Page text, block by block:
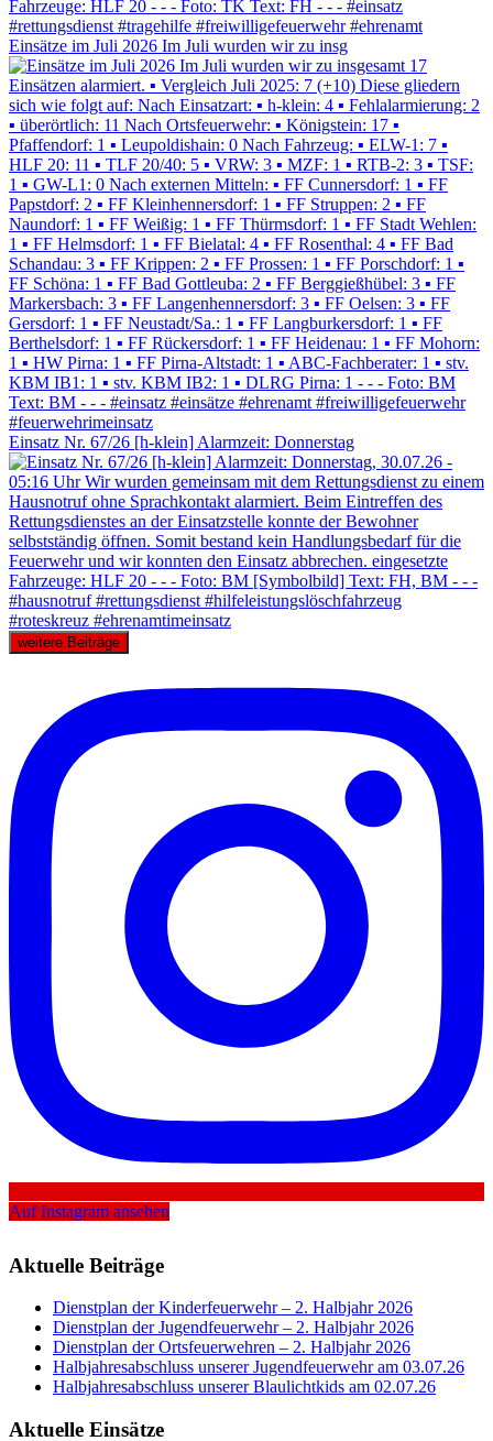
Einsätze im Juli 2026 Im Juli wurden wir zu insg
Einsatz Nr. 67/26 [h-klein] Alarmzeit: Donnerstag
weitere Beiträge
Auf Instagram ansehen
Aktuelle Beiträge
Dienstplan der Kinderfeuerwehr – 2. Halbjahr 2026
Dienstplan der Jugendfeuerwehr – 2. Halbjahr 2026
Dienstplan der Ortsfeuerwehren – 2. Halbjahr 2026
Halbjahresabschluss unserer Jugendfeuerwehr am 03.07.26
Halbjahresabschluss unserer Blaulichtkids am 02.07.26
Aktuelle Einsätze